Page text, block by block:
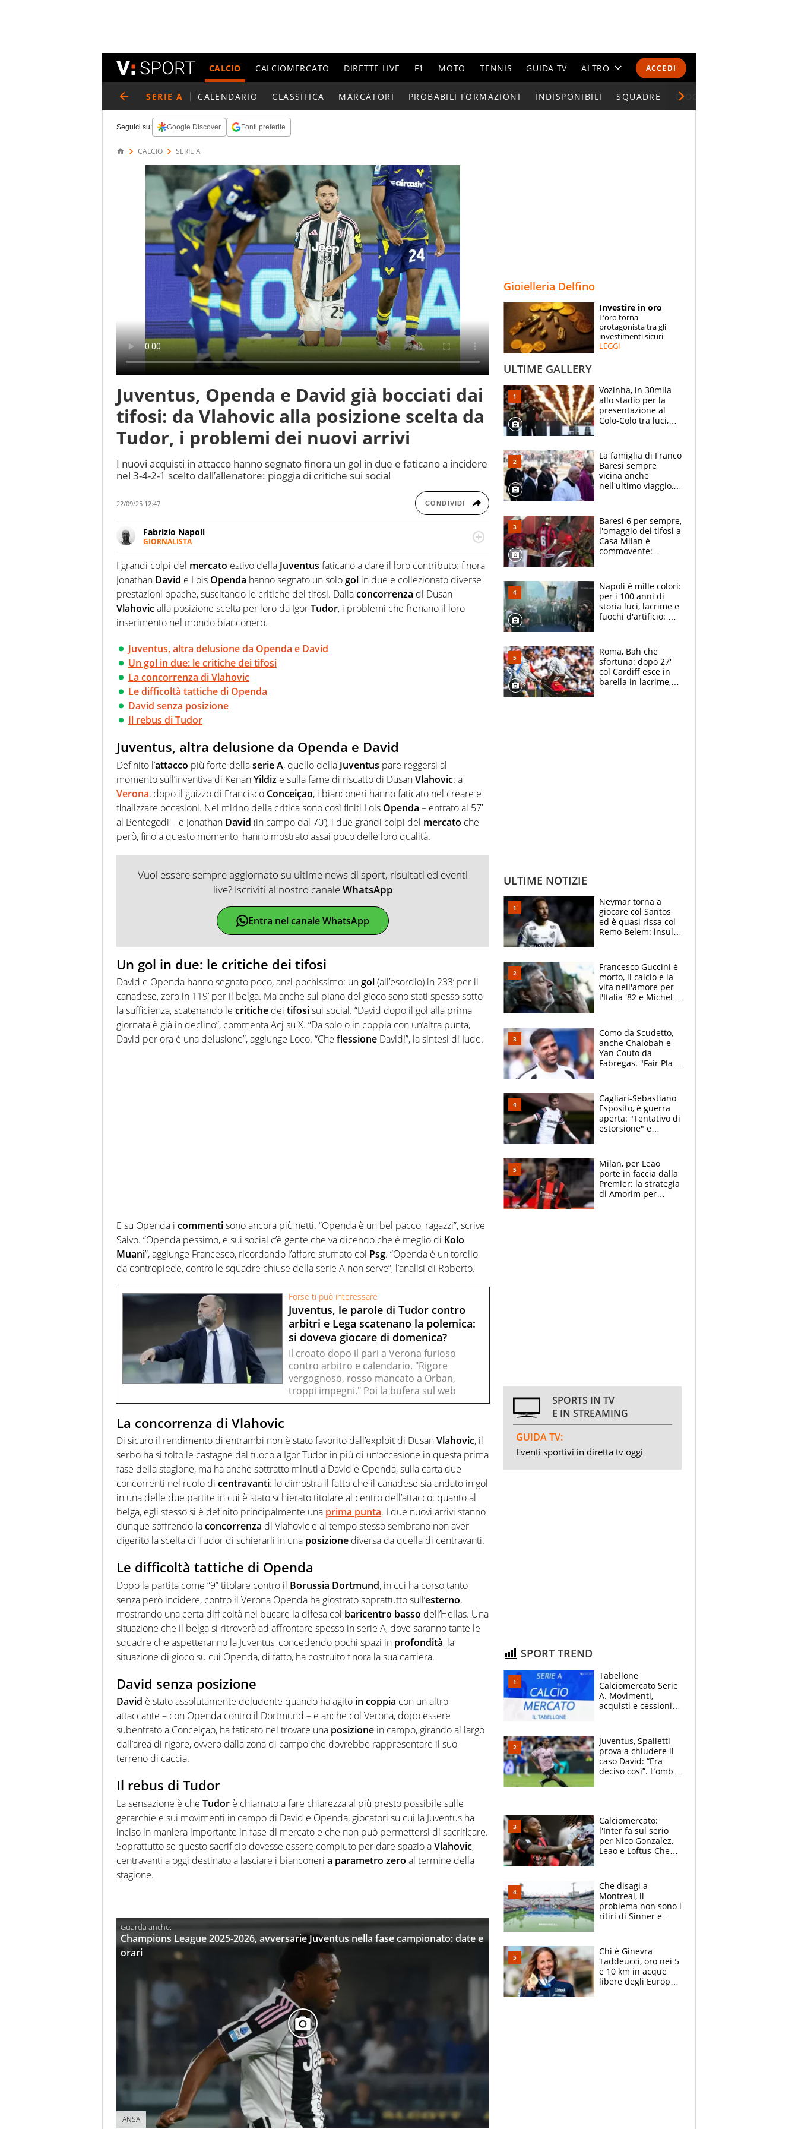
ACCEDI
CALCIO CALCIOMERCATO DIRETTE LIVE F1 MOTO TENNIS GUIDA TV ALTRO
CALENDARI E CLASSIFICHE
ESPERTI
CONTATTI
SERIE A CALENDARIO CLASSIFICA MARCATORI PROBABILI FORMAZIONI INDISPONIBILI SQUADRE GIOCATORI SERIE A
Seguici su: Google Discover Fonti preferite
CALCIO SERIE A
Juventus, Openda e David già bocciati dai
tifosi: da Vlahovic alla posizione scelta da
Tudor, i problemi dei nuovi arrivi
I nuovi acquisti in attacco hanno segnato finora un gol in due e faticano a incidere
nel 3-4-2-1 scelto dall’allenatore: pioggia di critiche sui social
22/09/25 12:47 CONDIVIDI
Fabrizio Napoli
GIORNALISTA
Giornalista professionista, per Virgilio Sport segue anche il calcio ma è con la
pallanuoto che esalta competenze e passioni. Cura la comunicazione di HaBaWaBa, il
più grande festival di waterpolo per bambini al mondo
I grandi colpi del mercato estivo della Juventus faticano a dare il loro contributo: finora
Jonathan David e Lois Openda hanno segnato un sologol in due e collezionato diverse
prestazioni opache, suscitando le critiche dei tifosi. Dallaconcorrenza di Dusan
Vlahovicalla posizione scelta per loro da IgorTudor, i problemi che frenano il loro
inserimento nel mondo bianconero.
Juventus, altra delusione da Openda e David
Un gol in due: le critiche dei tifosi
La concorrenza di Vlahovic
Le difficoltà tattiche di Openda
David senza posizione
Il rebus di Tudor
Juventus, altra delusione da Openda e David
Definito l’attacco più forte dellaserieA, quello della Juventus pare reggersi al
momento sull’inventiva di KenanYildiz e sulla fame di riscatto di DusanVlahovic: a
Verona, dopo il guizzo di Francisco Conceiçao, i bianconeri hanno faticato nel creare e
finalizzare occasioni. Nel mirino della critica sono così finiti Lois Openda – entrato al 57’
al Bentegodi – e Jonathan David (in campo dal 70’), i due grandi colpi del mercato che
però, fino a questo momento, hanno mostrato assai poco delle loro qualità.
Vuoi essere sempre aggiornato su ultime news di sport, risultati ed eventi
live? Iscriviti al nostro canaleWhatsApp
Entra nel canale WhatsApp
Un gol in due: le critiche dei tifosi
David e Openda hanno segnato poco, anzi pochissimo: ungol(all’esordio) in 233’ per il
canadese, zero in 119’ per il belga. Ma anche sul piano del gioco sono stati spesso sotto
la sufficienza, scatenando le critiche dei tifosisui social. “David dopo il gol alla prima
giornata è già in declino”, commenta Acj su X. “Da solo o in coppia con un’altra punta,
David per ora è una delusione”, aggiunge Loco. “Che flessione David!”, la sintesi di Jude.
E su Openda i commentisono ancora più netti. “Openda è un bel pacco, ragazzi”, scrive
Salvo. “Openda pessimo, e sui social c’è gente che va dicendo che è meglio di Kolo
Muani”, aggiunge Francesco, ricordando l’affare sfumato col Psg. “Openda è un torello
da contropiede, contro le squadre chiuse della serie A non serve”, l’analisi di Roberto.
Forse ti può interessare
Juventus, le parole di Tudor contro
arbitri e Lega scatenano la polemica:
si doveva giocare di domenica?
Il croato dopo il pari a Verona furioso
contro arbitro e calendario. "Rigore
vergognoso, rosso mancato a Orban,
troppi impegni." Poi la bufera sul web
La concorrenza di Vlahovic
Di sicuro il rendimento di entrambi non è stato favorito dall’exploit di DusanVlahovic, il
serbo ha sì tolto le castagne dal fuoco a Igor Tudor in più di un’occasione in questa prima
fase della stagione, ma ha anche sottratto minuti a David e Openda, sulla carta due
concorrenti nel ruolo di centravanti: lo dimostra il fatto che il canadese sia andato in gol
in una delle due partite in cui è stato schierato titolare al centro dell’attacco; quanto al
belga, egli stesso si è definito principalmente una prima punta. I due nuovi arrivi stanno
dunque soffrendo laconcorrenza di Vlahovic e al tempo stesso sembrano non aver
digerito la scelta di Tudor di schierarli in una posizione diversa da quella di centravanti.
Le difficoltà tattiche di Openda
Dopo la partita come “9” titolare contro il Borussia Dortmund, in cui ha corso tanto
senza però incidere, contro il Verona Openda ha giostrato soprattutto sull’esterno,
mostrando una certa difficoltà nel bucare la difesa col baricentro basso dell’Hellas. Una
situazione che il belga si ritroverà ad affrontare spesso in serie A, dove saranno tante le
squadre che aspetteranno la Juventus, concedendo pochi spazi in profondità, la
situazione di gioco su cui Openda, di fatto, ha costruito finora la sua carriera.
David senza posizione
David è stato assolutamente deludente quando ha agito in coppia con un altro
attaccante – con Openda contro il Dortmund – e anche col Verona, dopo essere
subentrato a Conceiçao, ha faticato nel trovare una posizione in campo, girando al largo
dall’area di rigore, ovvero dalla zona di campo che dovrebbe rappresentare il suo
terreno di caccia.
Il rebus di Tudor
La sensazione è che Tudor è chiamato a fare chiarezza al più presto possibile sulle
gerarchie e sui movimenti in campo di David e Openda, giocatori su cui la Juventus ha
inciso in maniera importante in fase di mercato e che non può permettersi di sacrificare.
Soprattutto se questo sacrificio dovesse essere compiuto per dare spazio aVlahovic,
centravanti a oggi destinato a lasciare i bianconeri a parametro zero al termine della
stagione.
Champions League 2025-2026, avversarie Juventus nella fase campionato: date e
orari
ANSA
Gioielleria Delfino
Investire in oro
L’oro torna
protagonista tra gli
investimenti sicuri
LEGGI
ULTIME GALLERY
Vozinha, in 30mila
allo stadio per la
presentazione al
Colo-Colo tra luci,
La famiglia di Franco
Baresi sempre
vicina anche
nell'ultimo viaggio,
circondati
dall'affetto dei tifosi
Baresi 6 per sempre,
l'omaggio dei tifosi a
Casa Milan è
commovente:
bigliettini
Napoli è mille colori:
per i 100 anni di
storia luci, lacrime e
fuochi d'artificio: De
Roma, Bah che
sfortuna: dopo 27'
col Cardiff esce in
barella in lacrime,
ULTIME NOTIZIE
Neymar torna a
giocare col Santos
ed è quasi rissa col
Remo Belem: insulti
Francesco Guccini è
morto, il calcio e la
vita nell'amore per
l'Italia '82 e Michel
e Juventus
Como da Scudetto,
anche Chalobah e
Yan Couto da
Fabregas. "Fair Play
multa"
Cagliari-Sebastiano
Esposito, è guerra
aperta: "Tentativo di
estorsione" e
Milan, per Leao
porte in faccia dalla
Premier: la strategia
di Amorim per
SPORTS IN TV
E IN STREAMING
GUIDA TV:
Eventi sportivi in diretta tv oggi
SPORT TREND
Tabellone
Calciomercato Serie
A. Movimenti,
acquisti e cessioni:
Juventus, Spalletti
prova a chiudere il
caso David: “Era
deciso così”. L’ombra
Calciomercato:
l'Inter fa sul serio
per Nico Gonzalez,
Leao e Loftus-Cheek
verso la Fiorentina
Che disagi a
Montreal, il
problema non sono i
ritiri di Sinner e
ultimatum ai
Masters 1000
Chi è Ginevra
Taddeucci, oro nei 5
e 10 km in acque
libere degli Europei